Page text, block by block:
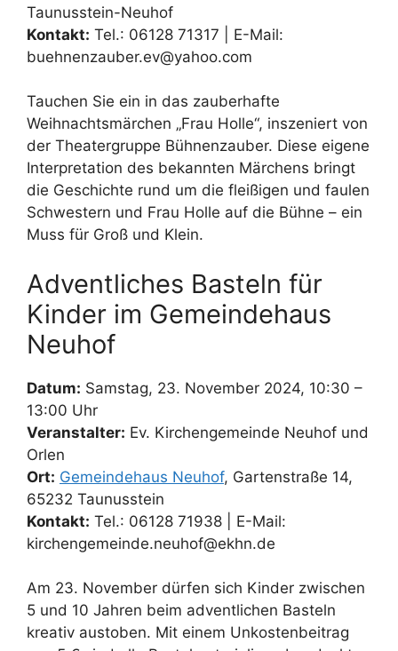
Taunusstein-Neuhof
Kontakt: Tel.: 06128 71317 | E-Mail:
buehnenzauber.ev@yahoo.com
Tauchen Sie ein in das zauberhafte
Weihnachtsmärchen „Frau Holle“, inszeniert von
der Theatergruppe Bühnenzauber. Diese eigene
Interpretation des bekannten Märchens bringt
die Geschichte rund um die fleißigen und faulen
Schwestern und Frau Holle auf die Bühne – ein
Muss für Groß und Klein.
Adventliches Basteln für
Kinder im Gemeindehaus
Neuhof
Datum: Samstag, 23. November 2024, 10:30 –
13:00 Uhr
Veranstalter: Ev. Kirchengemeinde Neuhof und
Orlen
Ort: Gemeindehaus Neuhof, Gartenstraße 14,
65232 Taunusstein
Kontakt: Tel.: 06128 71938 | E-Mail:
kirchengemeinde.neuhof@ekhn.de
Am 23. November dürfen sich Kinder zwischen
5 und 10 Jahren beim adventlichen Basteln
kreativ austoben. Mit einem Unkostenbeitrag